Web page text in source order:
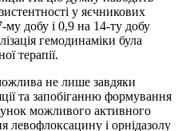
у яєчникових
му добу і 0,9 на 14-ту добу
гемодинаміки була
терапії.
не лише завдяки
та запобіганню формування
можливого активного
левофлоксацину і орнідазолу